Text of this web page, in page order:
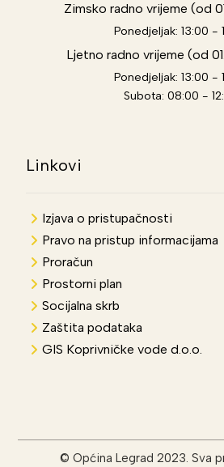
Zimsko radno vrijeme (od
Ponedjeljak: 13:00 -
Ljetno radno vrijeme (od
Ponedjeljak: 13:00 -
Subota: 08:00 -
Linkovi
Izjava o pristupačnosti
Pravo na pristup informacijama
Proračun
Prostorni plan
Socijalna skrb
Zaštita podataka
GIS Koprivničke vode d.o.o.
© Općina Legrad 2023. Sva